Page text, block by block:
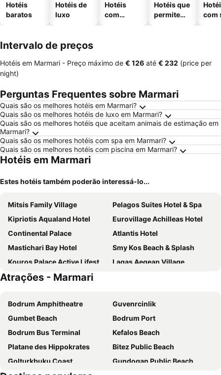
Hotéis
baratos
Hotéis de
luxo
Hotéis
com
Hotéis que
permitem
com
Intervalo de preços
Hotéis em Marmari - Preço máximo de ‎€ 126 até ‎€ 232 (price per
night)
Perguntas Frequentes sobre Marmari
Quais são os melhores hotéis em Marmari?
Quais são os melhores hotéis de luxo em Marmari?
Quais são os melhores hotéis que aceitam animais de estimação em
Marmari?
Quais são os melhores hotéis com spa em Marmari?
Quais são os melhores hotéis com piscina em Marmari?
Hotéis em Marmari
Estes hotéis também poderão interessá-lo...
Mitsis Family Village
Pelagos Suites Hotel & Spa
Kipriotis Aqualand Hotel
Eurovillage Achilleas Hotel
Continental Palace
Atlantis Hotel
Mastichari Bay Hotel
Smy Kos Beach & Splash
Kouros Palace Active Lifestyle Hotel
Lagas Aegean Village
Cleopatra Classic Hotel
Evripides Village
Astron Hotel
Kosta Palace
Kipriotis Maris Suites
Cleopatra Superior
Saint Constantine
Kairaba Bodrum Princess and Spa
Radisson Collection Hotel, Bodrum
Tigaki Beach Hotel
Kos Palace
Atrações - Marmari
Bodrum Amphitheatre
Guvenrcinlik
Gumbet Beach
Bodrum Port
Bodrum Bus Terminal
Kefalos Beach
Platane des Hippokrates
Bitez Public Beach
Golturkbuku Coast
Gundogan Public Beach